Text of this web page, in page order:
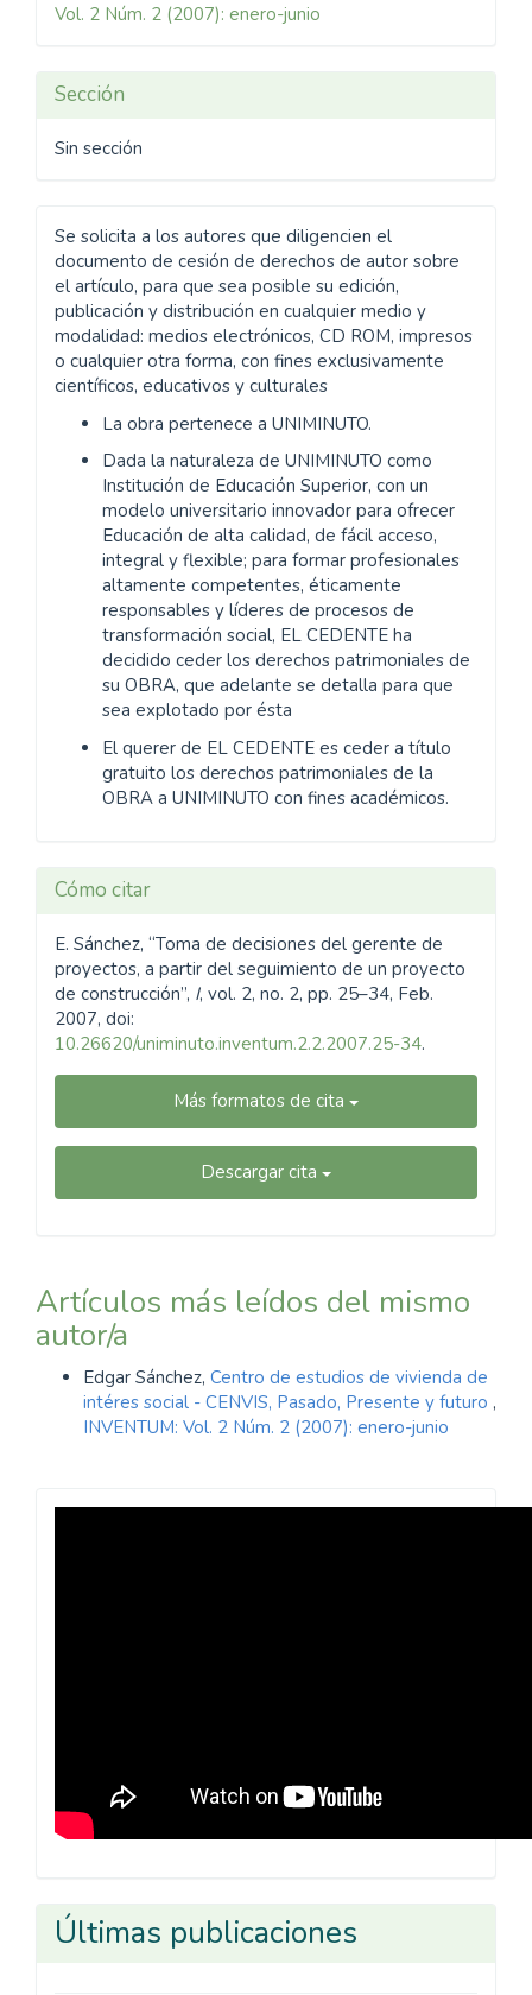
Vol. 2 Núm. 2 (2007): enero-junio
Sección
Sin sección
Se solicita a los autores que diligencien el
documento de cesión de derechos de autor sobre
el artículo, para que sea posible su edición,
publicación y distribución en cualquier medio y
modalidad: medios electrónicos, CD ROM, impresos
o cualquier otra forma, con fines exclusivamente
científicos, educativos y culturales
La obra pertenece a UNIMINUTO.
Dada la naturaleza de UNIMINUTO como
Institución de Educación Superior, con un
modelo universitario innovador para ofrecer
Educación de alta calidad, de fácil acceso,
integral y flexible; para formar profesionales
altamente competentes, éticamente
responsables y líderes de procesos de
transformación social, EL CEDENTE ha
decidido ceder los derechos patrimoniales de
su OBRA, que adelante se detalla para que
sea explotado por ésta
El querer de EL CEDENTE es ceder a título
gratuito los derechos patrimoniales de la
OBRA a UNIMINUTO con fines académicos.
Cómo citar
E. Sánchez, “Toma de decisiones del gerente de
proyectos, a partir del seguimiento de un proyecto
de construcción”, I, vol. 2, no. 2, pp. 25–34, Feb.
2007, doi:
10.26620/uniminuto.inventum.2.2.2007.25-34.
Más formatos de cita
Descargar cita
Artículos más leídos del mismo
autor/a
Edgar Sánchez, Centro de estudios de vivienda de
intéres social - CENVIS, Pasado, Presente y futuro ,
INVENTUM: Vol. 2 Núm. 2 (2007): enero-junio
Revista
Últimas publicaciones